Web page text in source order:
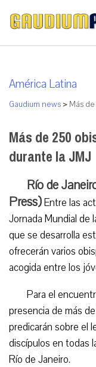
América Latina
Gaudium news > Más
Más de 250
durante la JMJ
Río de
Press)Entre las
Jornada Mundial de
que se desarrolla
ofrecerán varios
acogida entre los
Para el
presencia de más
predicarán sobre el
discípulos en todas
Río de Janeiro.